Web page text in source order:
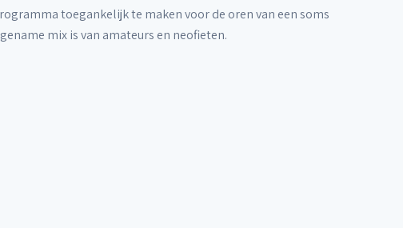
toegankelijk te maken voor de oren van een soms
mix is van amateurs en neofieten.